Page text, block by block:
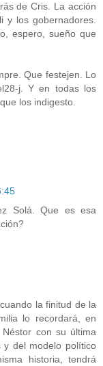
de Cris. La acción
y los gobernadores.
espero, sueño que
Que festejen. Lo
j. Y en todas los
los indigesto.
Solá. Que es esa
la finitud de la
lo recordará, en
con su última
del modelo político
historia, tendrá